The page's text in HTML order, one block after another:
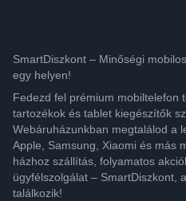
SmartDiszkont – Minőségi
egy helyen!
Fedezd fel prémium mobiltelefon
tartozékok és tablet kiegészítők
Webáruházunkban megtalálod a
Apple, Samsung, Xiaomi és más
házhoz szállítás, folyamatos
ügyfélszolgálat – SmartDiszkont,
találkozik!